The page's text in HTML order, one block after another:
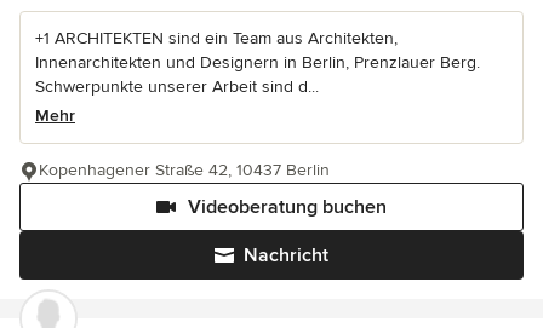
+1 ARCHITEKTEN sind ein Team aus Architekten,
Innenarchitekten und Designern in Berlin, Prenzlauer Berg.
Schwerpunkte unserer Arbeit sind d...
Mehr
Nachricht
Videoberatung buchen
Kopenhagener Straße 42, 10437 Berlin